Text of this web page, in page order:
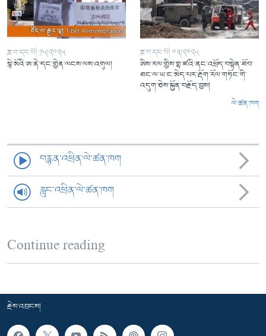
ཟླ་བ་དང་པོ། ༡༥།༢༠༢༥
སྙེ་མོའི་ཨ་ནེ་དང་གྱེན་ལངས་ལས་འགུལ།
ཟླ་བ་དང་པོ། ༠༣།༢༠༢༥
ཨིས་རལ་གྱིས་གྷ་ཛའི་ནང་འཕྲོད་བསྟེན་ཐོབ་
ཐང་ལ་ཡ་ང་མེད་པར་རྡོག་རོལ་གཏོང་གི་
འདུག་ཅེས་སྐྱོན་བརྗོད་བྱས།
ལེ་ཚན་ཁག
བརྙན་འཕྲིན་ལེ་ཚན་ཁག
རླུང་འཕྲིན་ལེ་ཚན་ཁག
Continue reading
རྗེས་འབྲངས།